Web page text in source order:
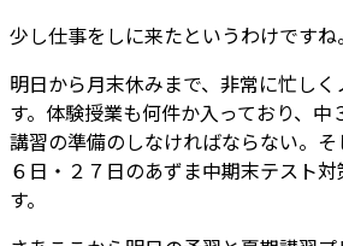
少し仕事をしに来たというわけですね
明日から月末休みまで、非常に忙し
す。体験授業も何件か入っており、中
講習の準備のしなければならない。そ
６日・２７日のあずま中期末テスト
す。